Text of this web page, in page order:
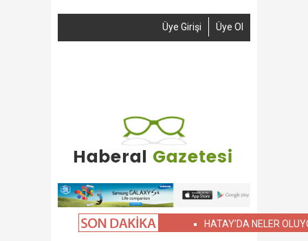
Üye Girişi Üye Ol
HATAY’DA NELER OLUYOR?